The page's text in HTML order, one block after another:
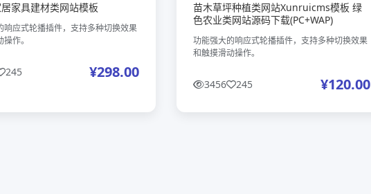
家具建材类网站模板
响应式轮播插件，支持多种切换效果
作。
245 ¥298.00
苗木草坪种植类网站Xunruicms模板 绿
色农业类网站源码下载(PC+WAP)
功能强大的响应式轮播插件，支持多种切换效果
和触摸滑动操作。
3456 245 ¥120.00